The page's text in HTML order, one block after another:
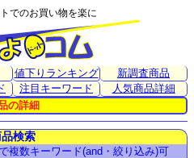
でのお買い物を楽に
値下りランキング
新調査商品
注目キーワード
人気商品詳細
の詳細
検索
複数キーワード(and・絞り込み)可